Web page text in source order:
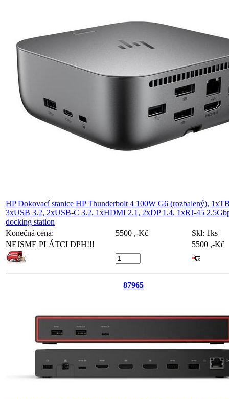
HP Dokovací stanice HP Thunderbolt 4 100W G6 (rozbalený),
3xUSB 3.2, 2xUSB-C 3.2, 1xHDMI 2.1, 2xDP 1.4, 1xRJ-45
docking station
Konečná cena:
5500 ,-Kč Skl: 1ks
NEJSME PLÁTCI DPH!!!
5500 ,-Kč
87965